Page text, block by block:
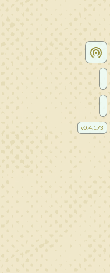
v0.4.173